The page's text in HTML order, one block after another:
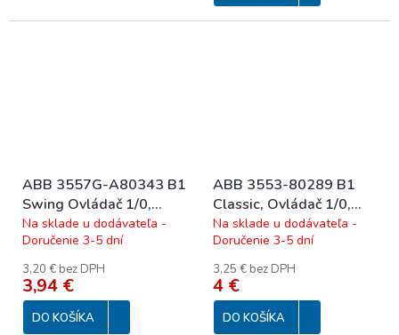
ABB 3557G-A80343 B1
Swing Ovládač 1/0,
prístroj, kryt so
symbolom; biela
Na sklade u dodávateľa -
Doručenie 3-5 dní
3,20 € bez DPH
3,94 €
DO KOŠÍKA
ABB 3553-80289 B1
Classic, Ovládač 1/0,
biela
Na sklade u dodávateľa -
Doručenie 3-5 dní
3,25 € bez DPH
4 €
DO KOŠÍKA